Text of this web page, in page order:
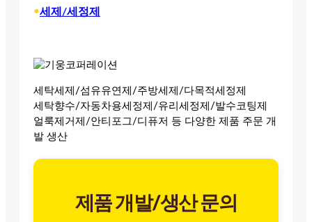
•세제/세정제
세탁세제/섬유유연제/주방세제/다목적세정제
세탁향수/자동차용세정제/유리세정제/발수코팅제
얼룩제거제/안티포그/디퓨저 등 다양한 제품 주문 개
발 생산
제품 개발/생산 문의